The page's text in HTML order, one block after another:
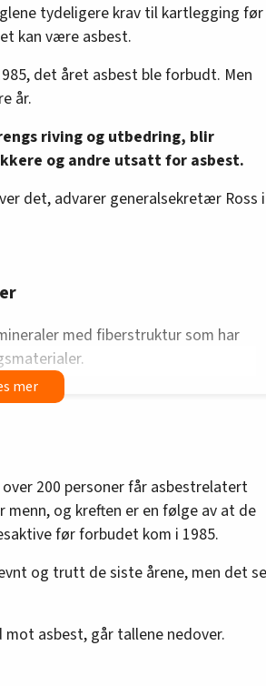
tydeligere krav til kartlegging før
kan være asbest.
det året asbest ble forbudt. Men
år.
riving og utbedring, blir
og andre utsatt for asbest.
det, advarer generalsekretær Ross i
med fiberstruktur som har
på grunn av asbesteksponering
strengere grenseverdier for
i melding om asbestarbeid til
kontroll av utført asbestarbeid og
for asbest til sykdom
i dag, er på grunn av
200 personer får asbestrelatert
og kreften er en følge av at de
før forbudet kom i 1985.
og trutt de siste årene, men det
asbest, går tallene nedover.